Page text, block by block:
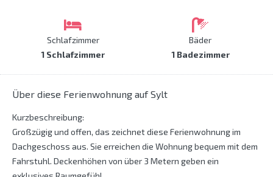
Schlafzimmer
1 Schlafzimmer
Bäder
1 Badezimmer
Über diese Ferienwohnung auf Sylt
Kurzbeschreibung:
Großzügig und offen, das zeichnet diese Ferienwohnung im
Dachgeschoss aus. Sie erreichen die Wohnung bequem mit dem
Fahrstuhl. Deckenhöhen von über 3 Metern geben ein